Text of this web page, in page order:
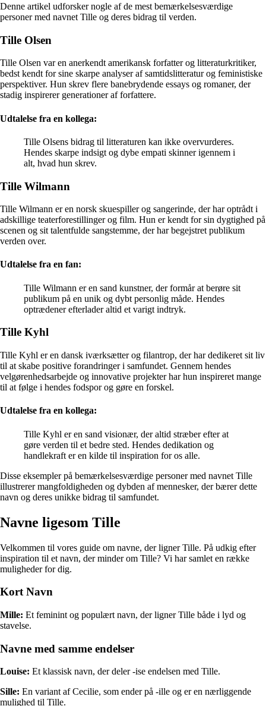
Denne artikel udforsker nogle af de mest bemærkelsesværdige
personer med navnet Tille og deres bidrag til verden.
Tille Olsen
Tille Olsen var en anerkendt amerikansk forfatter og litteraturkritiker,
bedst kendt for sine skarpe analyser af samtidslitteratur og feministiske
perspektiver. Hun skrev flere banebrydende essays og romaner, der
stadig inspirerer generationer af forfattere.
Udtalelse fra en kollega:
Tille Olsens bidrag til litteraturen kan ikke overvurderes.
Hendes skarpe indsigt og dybe empati skinner igennem i
alt, hvad hun skrev.
Tille Wilmann
Tille Wilmann er en norsk skuespiller og sangerinde, der har optrådt i
adskillige teaterforestillinger og film. Hun er kendt for sin dygtighed på
scenen og sit talentfulde sangstemme, der har begejstret publikum
verden over.
Udtalelse fra en fan:
Tille Wilmann er en sand kunstner, der formår at berøre sit
publikum på en unik og dybt personlig måde. Hendes
optrædener efterlader altid et varigt indtryk.
Tille Kyhl
Tille Kyhl er en dansk iværksætter og filantrop, der har dedikeret sit liv
til at skabe positive forandringer i samfundet. Gennem hendes
velgørenhedsarbejde og innovative projekter har hun inspireret mange
til at følge i hendes fodspor og gøre en forskel.
Udtalelse fra en kollega:
Tille Kyhl er en sand visionær, der altid stræber efter at
gøre verden til et bedre sted. Hendes dedikation og
handlekraft er en kilde til inspiration for os alle.
Disse eksempler på bemærkelsesværdige personer med navnet Tille
illustrerer mangfoldigheden og dybden af ​​mennesker, der bærer dette
navn og deres unikke bidrag til samfundet.
Navne ligesom Tille
Velkommen til vores guide om navne, der ligner Tille. På udkig efter
inspiration til et navn, der minder om Tille? Vi har samlet en række
muligheder for dig.
Kort Navn
Mille: Et feminint og populært navn, der ligner Tille både i lyd og
stavelse.
Navne med samme endelser
Louise: Et klassisk navn, der deler -ise endelsen med Tille.
Sille: En variant af Cecilie, som ender på -ille og er en nærliggende
mulighed til Tille.